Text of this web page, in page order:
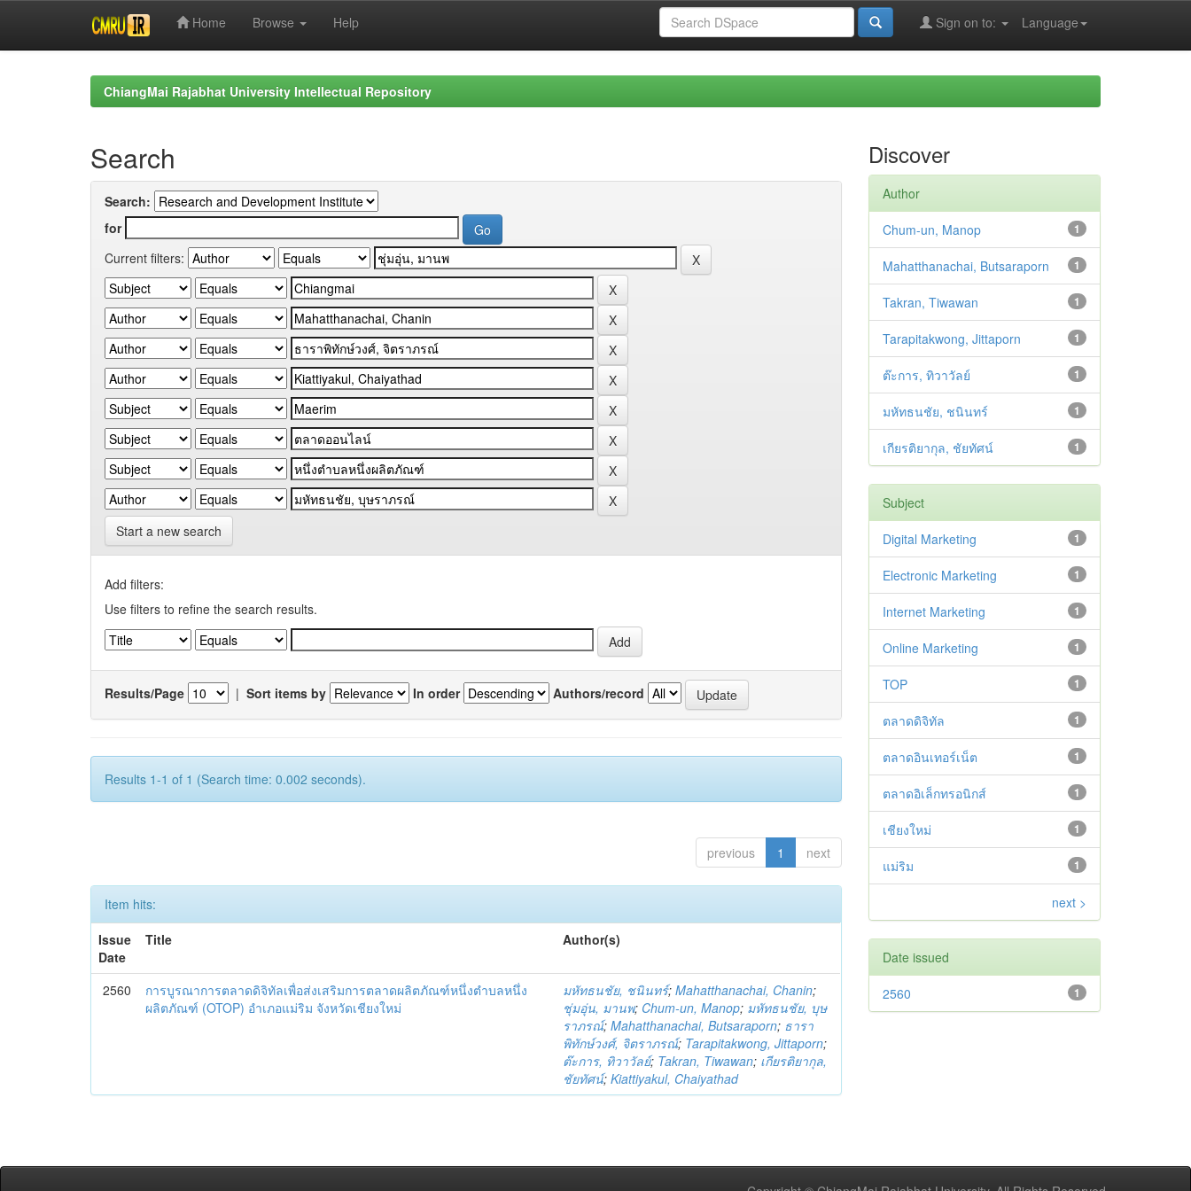
Home Browse Help Language
Sign on to:
ChiangMai Rajabhat University Intellectual Repository
Search
Search:
for
Current filters:
Start a new search
Add filters:
Use filters to refine the search results.
Results/Page | Sort items by In order Authors/record
Results 1-1 of 1 (Search time: 0.002 seconds).
previous 1 next
Item hits:
Issue
Date
Title Author(s)
2560
การบูรณาการตลาดดิจิทัลเพื่อส่งเสริมการตลาดผลิตภัณฑ์หนึ่งตำบลหนึ่ง
ผลิตภัณฑ์ (OTOP) อำเภอแม่ริม จังหวัดเชียงใหม่
มหัทธนชัย, ชนินทร์;Mahatthanachai, Chanin;
ชุ่มอุ่น, มานพ; Chum-un, Manop; มหัทธนชัย, บุษ
ราภรณ์;Mahatthanachai, Butsaraporn; ธารา
พิทักษ์วงศ์, จิตราภรณ์; Tarapitakwong, Jittaporn;
ต๊ะการ, ทิวาวัลย์; Takran, Tiwawan; เกียรติยากุล,
ชัยทัศน์;Kiattiyakul, Chaiyathad
Discover
Author
1
Chum-un, Manop
1
Mahatthanachai, Butsaraporn
1
Takran, Tiwawan
1
Tarapitakwong, Jittaporn
1
ต๊ะการ, ทิวาวัลย์
1
มหัทธนชัย, ชนินทร์
1
เกียรติยากุล, ชัยทัศน์
Subject
1
Digital Marketing
1
Electronic Marketing
1
Internet Marketing
1
Online Marketing
1
TOP
1
ตลาดดิจิทัล
1
ตลาดอินเทอร์เน็ต
1
ตลาดอิเล็กทรอนิกส์
1
เชียงใหม่
1
แม่ริม
next >
Date issued
1
2560